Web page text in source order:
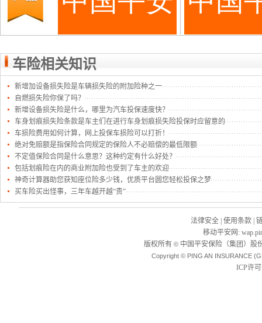
车险相关知识
新增加设备损失险是车辆损失险的附加险种之一
自燃损失险你保了吗？
新增设备损失险是什么，哪里为汽车投保速度快？
车身划痕损失险条款是车主们在进行车身划痕损失险投保时应留意的
车损险费用如何计算，网上投保车损险可以打折！
绝对免赔额是指保险合同规定的保险人不必赔偿的最低限额
不定值保险合同是什么意思？这种约定有什么好处？
包括划痕险在内的商业附加险也受到了车主的欢迎
神奇计算器助您获知座位险多少钱，优质平台圆您轻松投保之梦
买车险买出怪事，三年车越开越“贵”
法律安全 使用条款
移动平安网 :
版权所有 ©中国平安保险（集团）股
Copyright © PING AN INSURANCE
ICP许